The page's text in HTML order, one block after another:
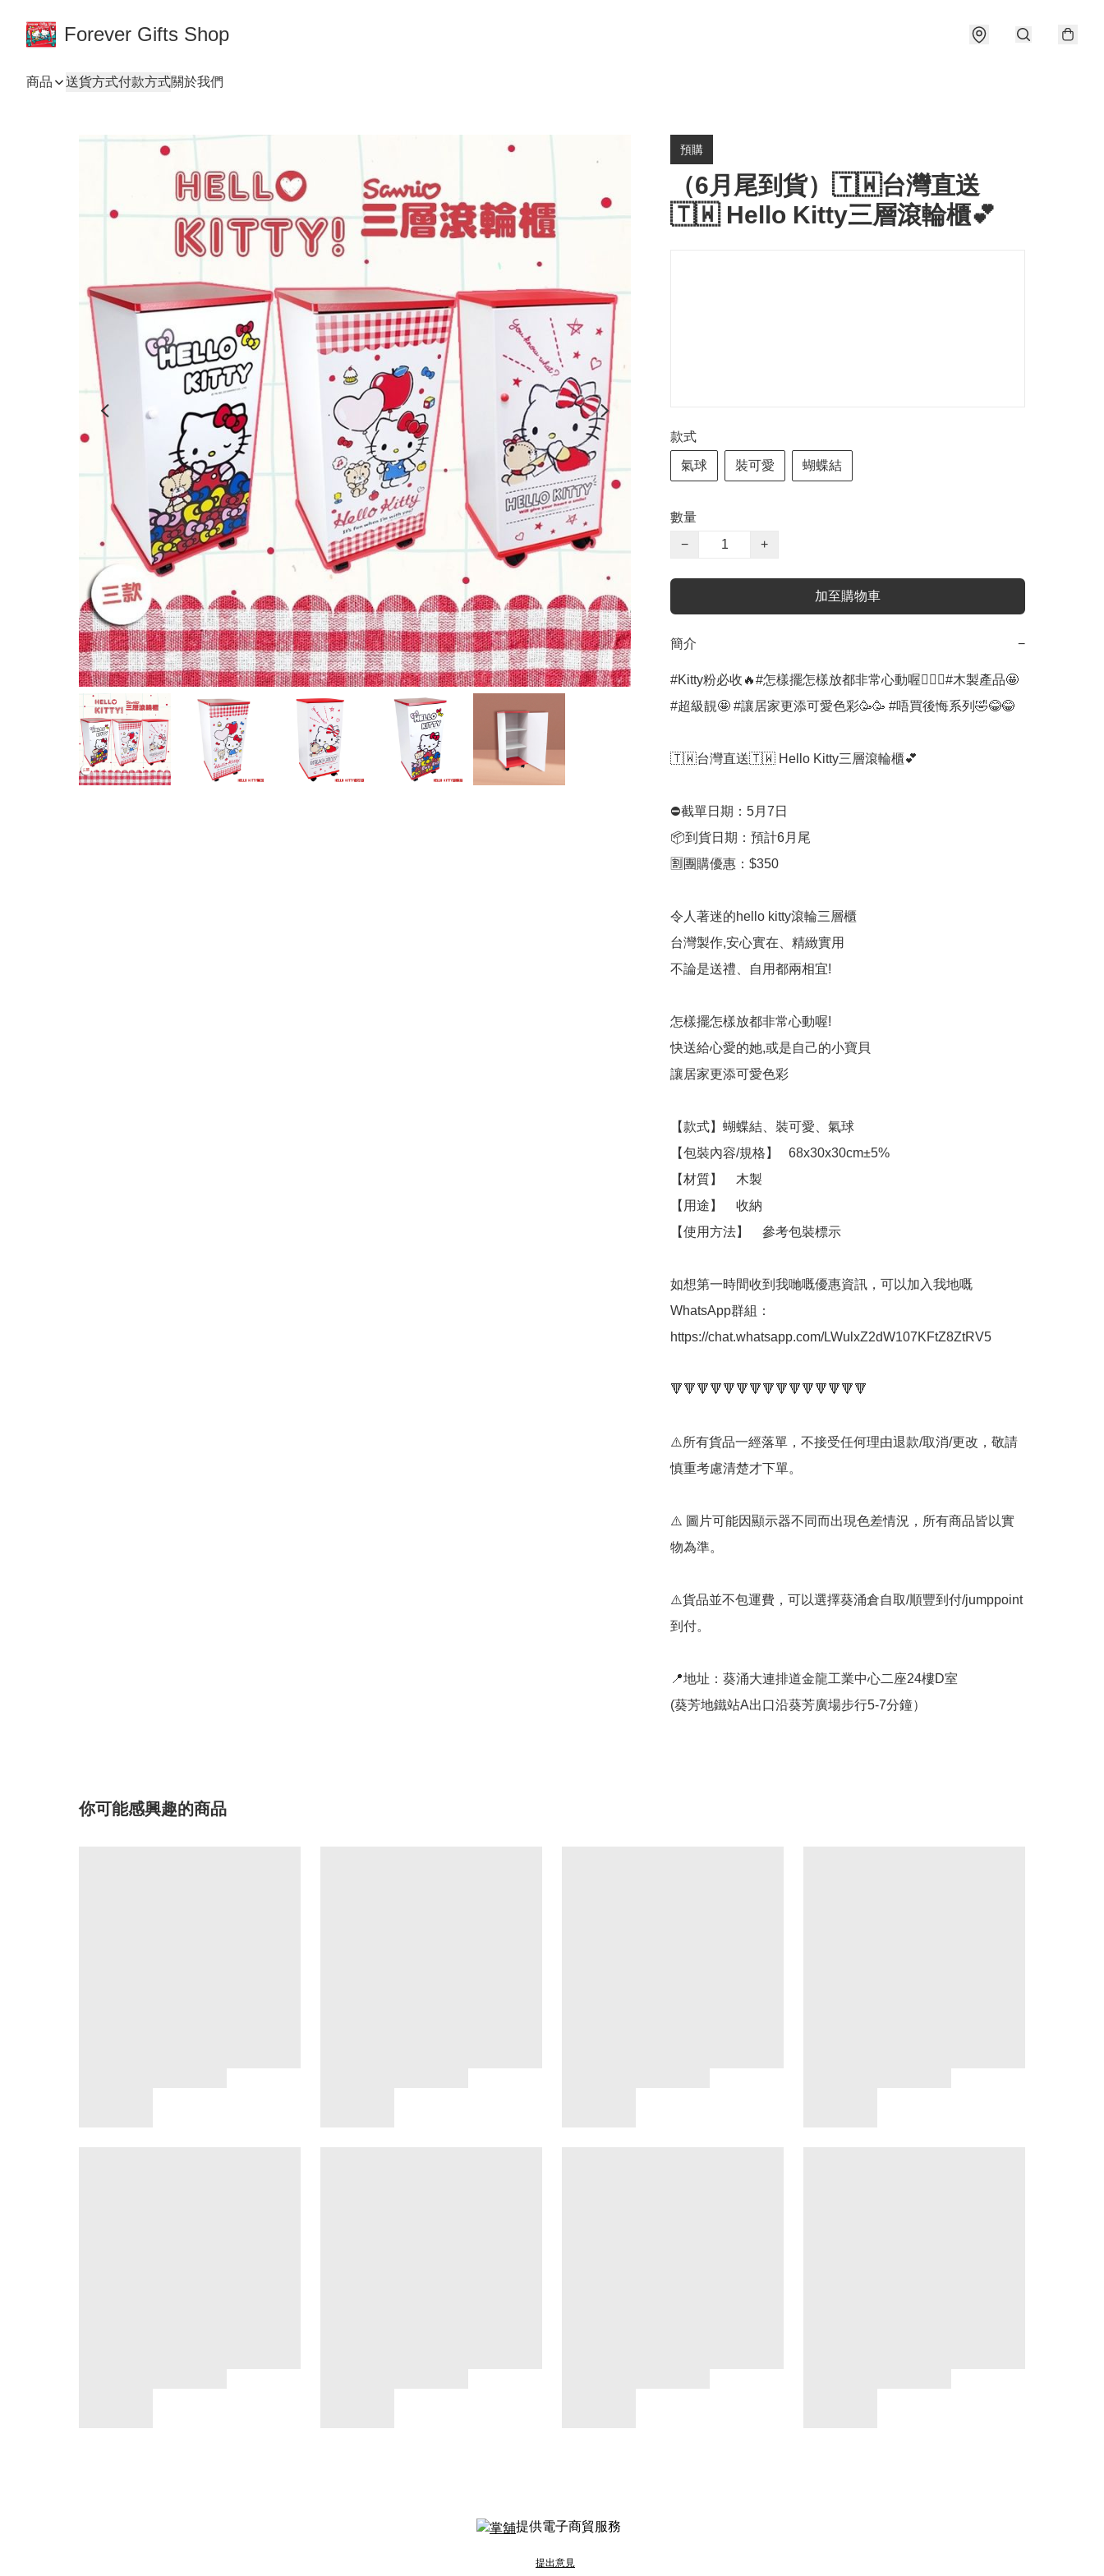
Forever Gifts Shop
商品 送貨方式付款方式關於我們
預購
（6月尾到貨）🇹🇼台灣直送
🇹🇼 Hello Kitty三層滾輪櫃💕
款式
氣球 裝可愛 蝴蝶結
數量
−
+
加至購物車
簡介 −
#Kitty粉必收🔥#怎樣擺怎樣放都非常心動喔✌🏻🥰#木製產品🤩
#超級靚🤩 #讓居家更添可愛色彩🥳🥳 #唔買後悔系列🤣😂😂
🇹🇼台灣直送🇹🇼 Hello Kitty三層滾輪櫃💕
⛔️截單日期：5月7日
📦到貨日期：預計6月尾
🈹團購優惠：$350
令人著迷的hello kitty滾輪三層櫃
台灣製作,安心實在、精緻實用
不論是送禮、自用都兩相宜!
怎樣擺怎樣放都非常心動喔!
快送給心愛的她,或是自己的小寶貝
讓居家更添可愛色彩
【款式】蝴蝶結、裝可愛、氣球
【包裝內容/規格】	68x30x30cm±5%
【材質】	木製
【用途】	收納
【使用方法】	參考包裝標示
如想第一時間收到我哋嘅優惠資訊，可以加入我地嘅
WhatsApp群組：
https://chat.whatsapp.com/LWulxZ2dW107KFtZ8ZtRV5
🔻🔻🔻🔻🔻🔻🔻🔻🔻🔻🔻🔻🔻🔻🔻
⚠️所有貨品一經落單，不接受任何理由退款/取消/更改，敬請
慎重考慮清楚才下單。
⚠️ 圖片可能因顯示器不同而出現色差情況，所有商品皆以實
物為準。
⚠️貨品並不包運費，可以選擇葵涌倉自取/順豐到付/jumppoint
到付。
📍地址：葵涌大連排道金龍工業中心二座24樓D室
(葵芳地鐵站A出口沿葵芳廣場步行5-7分鐘）
你可能感興趣的商品
提供電子商貿服務
提出意見